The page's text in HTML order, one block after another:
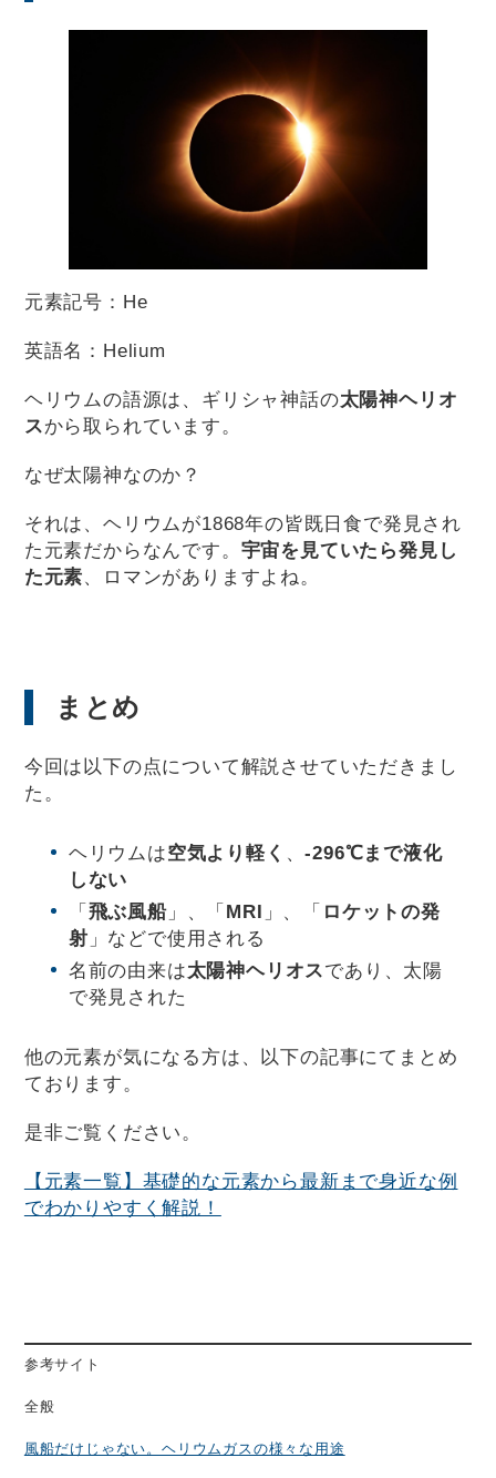
元素記号：He
英語名：Helium
ヘリウムの語源は、ギリシャ神話の太陽神ヘリオ
スから取られています。
なぜ太陽神なのか？
それは、ヘリウムが1868年の皆既日食で発見され
た元素だからなんです。 宇宙を見ていたら発見し
た元素、ロマンがありますよね。
まとめ
今回は以下の点について解説させていただきまし
た。
ヘリウムは空気より軽く 、-296℃まで液化
しない
「 飛ぶ風船」、「 MRI 」、「 ロケットの発
射 」などで使用される
名前の由来は太陽神ヘリオスであり、太陽
で発見された
他の元素が気になる方は、以下の記事にてまとめ
ております。
是非ご覧ください。
【元素一覧】基礎的な元素から最新まで身近な例
でわかりやすく解説！
参考サイト
全般
風船だけじゃない。ヘリウムガスの様々な用途